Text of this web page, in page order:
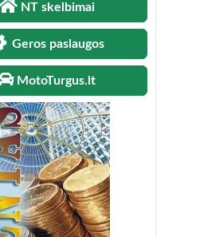
NT skelbimai
Geros paslaugos
MotoTurgus.lt